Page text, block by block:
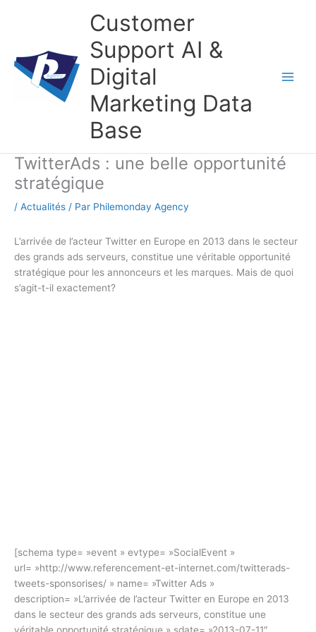
Customer
Support AI &
Digital
Marketing Data
Base
TwitterAds : une belle opportunité
stratégique
/ Actualités / Par Philemonday Agency
L’arrivée de l’acteur Twitter en Europe en 2013 dans le secteur
des grands ads serveurs, constitue une véritable opportunité
stratégique pour les annonceurs et les marques. Mais de quoi
s’agit-t-il exactement?
[schema type= »event » evtype= »SocialEvent »
url= »http://www.referencement-et-internet.com/twitterads-
tweets-sponsorises/ » name= »Twitter Ads »
description= »L’arrivée de l’acteur Twitter en Europe en 2013
dans le secteur des grands ads serveurs, constitue une